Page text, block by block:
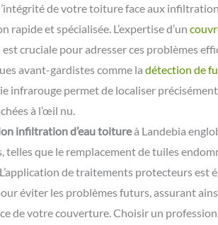
de votre toiture face aux
rapide et spécialisée. L’expertise d’un
cruciale pour adresser ces problèmes
avant-gardistes comme la détection de
infrarouge permet de localiser précisément
à l’œil nu.
infiltration d’eau toitureà Landebia
telles que le remplacement de tuiles
de traitements protecteurs est
éviter les problèmes futurs, assurant
de votre couverture. Choisir un